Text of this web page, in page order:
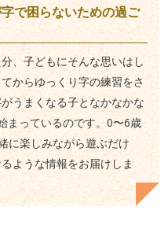
で困らないための過ご
、子どもにそんな思いはし
からゆっくり字の練習をさ
うまくなる子となかなかな
まっているのです。0〜6歳
に楽しみながら遊ぶだけ
ような情報をお届けしま